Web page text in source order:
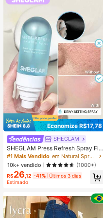
Economize R$17,78
SHEGLAM
SHEGLAM Press Refresh Spray Fix
ador Marca De Beleza CosméTicos
Maquiagem Para Mulheres E Menin
as
#1 Mais Vendido
em Natural Spray de fixação
10k+ vendido
(1000+)
R$26 ,12 -41% Últimos 3 dias
Estimado